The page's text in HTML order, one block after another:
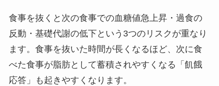
食事を抜くと次の食事での血糖値急上昇・過食の
反動・基礎代謝の低下という3つのリスクが重なり
ます。 食事を抜いた時間が長くなるほど、次に食
べた食事が脂肪として蓄積されやすくなる「飢餓
応答」も起きやすくなります。